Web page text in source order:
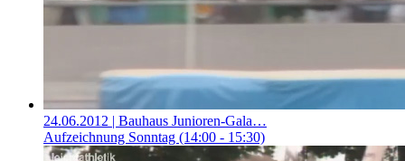
24.06.2012 | Bauhaus Junioren-Gala…
Aufzeichnung Sonntag (14:00 - 15:30)